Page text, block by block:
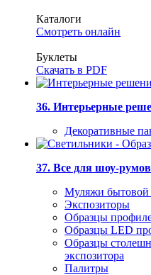
Каталоги
Смотреть онлайн
Буклеты
Скачать в PDF
36. Интерьерные
Декоративные
37. Все для шоу-
Муляжи бытовой
Экспозиторы
Образцы
Образцы LED
Образцы
экспозитора
Палитры